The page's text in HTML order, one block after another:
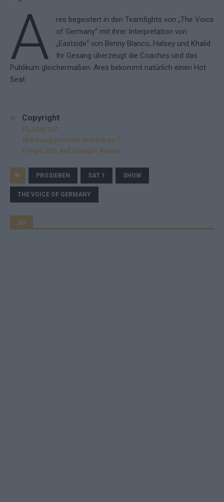
A
res begeistert in den Teamfights von „The Voice
of Germany“ mit ihrer Interpretation von
„Eastside“ von Benny Blanco, Halsey und Khalid.
Ihr Gesang überzeugt die Coaches und das
Publikum gleichermaßen. Ares bekommt natürlich einen Hot
Seat.
Copyright
FLASH UP
Nutzungsrechte erwerben?
Folge uns auf Google News
PROSIEBEN SAT.1 SHOW
THE VOICE OF GERMANY
AD